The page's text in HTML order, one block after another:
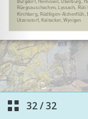
32/32